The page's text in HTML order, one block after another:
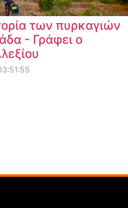
των πυρκαγιών
- Γράφει ο